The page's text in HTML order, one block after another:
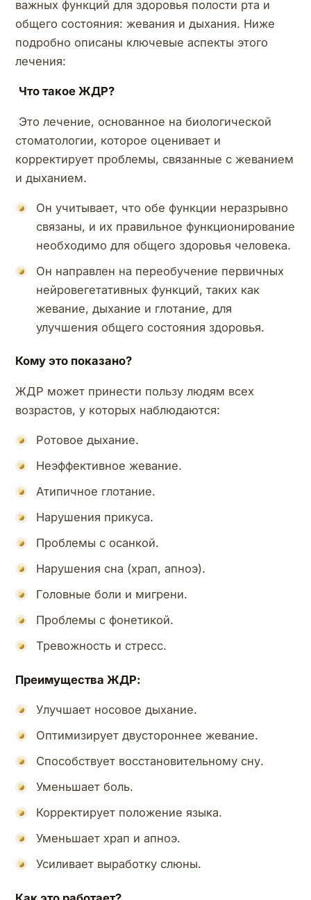
важных функций для здоровья полости рта и
общего состояния: жевания и дыхания. Ниже
подробно описаны ключевые аспекты этого
лечения:
Что такое ЖДР?
Это лечение, основанное на биологической
стоматологии, которое оценивает и
корректирует проблемы, связанные с жеванием
и дыханием.
Он учитывает, что обе функции неразрывно
связаны, и их правильное функционирование
необходимо для общего здоровья человека.
Он направлен на переобучение первичных
нейровегетативных функций, таких как
жевание, дыхание и глотание, для
улучшения общего состояния здоровья.
Кому это показано?
ЖДР может принести пользу людям всех
возрастов, у которых наблюдаются:
Ротовое дыхание.
Неэффективное жевание.
Атипичное глотание.
Нарушения прикуса.
Проблемы с осанкой.
Нарушения сна (храп, апноэ).
Головные боли и мигрени.
Проблемы с фонетикой.
Тревожность и стресс.
Преимущества ЖДР:
Улучшает носовое дыхание.
Оптимизирует двустороннее жевание.
Способствует восстановительному сну.
Уменьшает боль.
Корректирует положение языка.
Уменьшает храп и апноэ.
Усиливает выработку слюны.